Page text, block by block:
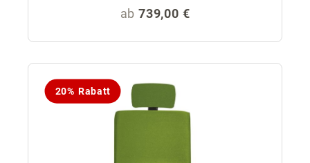
Regulärer Preis:
ab 739,00 €
20% Rabatt